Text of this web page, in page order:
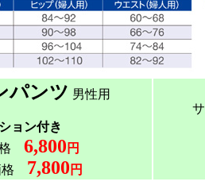
パンツ 男性用
ョン付き
6,800 円
7,800 円
サイ